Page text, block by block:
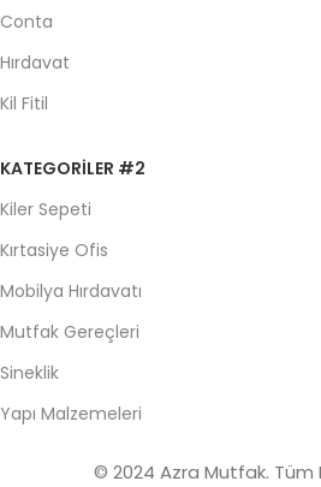
Conta
Hırdavat
Kil Fitil
KATEGORILER #2
Kiler Sepeti
Kırtasiye Ofis
Mobilya Hırdavatı
Mutfak Gereçleri
Sineklik
Yapı Malzemeleri
© 2024 Azra Mutfak. Tüm